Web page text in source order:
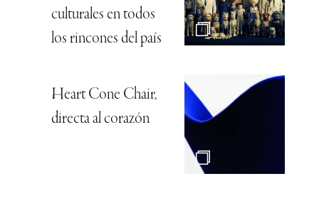
culturales en todos
los rincones del país
Heart Cone Chair,
directa al corazón